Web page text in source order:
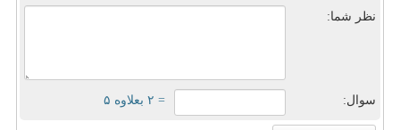
نظر شما:
سوال: = ۲ بعلاوه ۵